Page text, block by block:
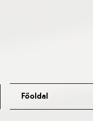
Főoldal